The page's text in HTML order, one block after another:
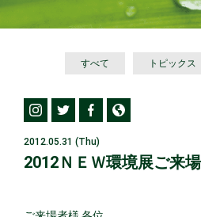
すべて トピックス
2012.05.31 (Thu)
2012ＮＥＷ環境展ご来